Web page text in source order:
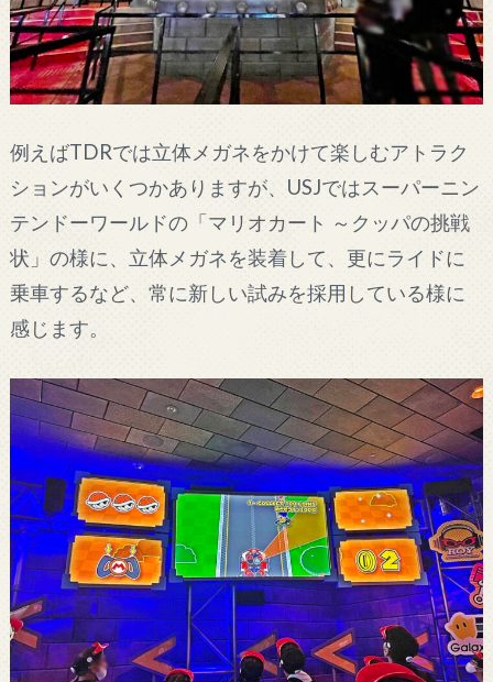
例えばTDRでは立体メガネをかけて楽しむアトラク
ションがいくつかありますが、USJではスーパーニン
テンドーワールドの「マリオカート ～クッパの挑戦
状」の様に、立体メガネを装着して、更にライドに
乗車するなど、常に新しい試みを採用している様に
感じます。